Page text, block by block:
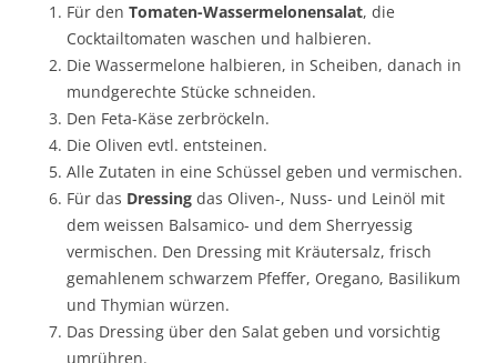
Für den Tomaten-Wassermelonensalat, die
Cocktailtomaten waschen und halbieren.
Die Wassermelone halbieren, in Scheiben, danach in
mundgerechte Stücke schneiden.
Den Feta-Käse zerbröckeln.
Die Oliven evtl. entsteinen.
Alle Zutaten in eine Schüssel geben und vermischen.
Für das Dressing das Oliven-, Nuss- und Leinöl mit
dem weissen Balsamico- und dem Sherryessig
vermischen. Den Dressing mit Kräutersalz, frisch
gemahlenem schwarzem Pfeffer, Oregano, Basilikum
und Thymian würzen.
Das Dressing über den Salat geben und vorsichtig
umrühren.